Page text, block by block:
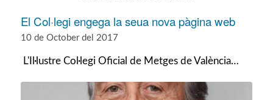
El Col·legi engega la seua nova pàgina web
10 de October del 2017
L'Il·lustre Col·legi Oficial de Metges de València…